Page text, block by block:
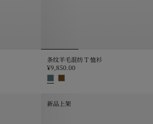
条纹羊毛混纺 T 恤衫
¥9,850.00
新品上架